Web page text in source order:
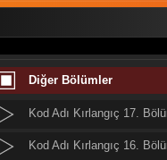
47. Bölüm
Altı Üstü İstanbul
8. Bölüm
Diğer Bölümler
Kod Adı Kırlangıç 18.
Kod Adı Kırlangıç 17.
Kod Adı Kırlangıç 16.